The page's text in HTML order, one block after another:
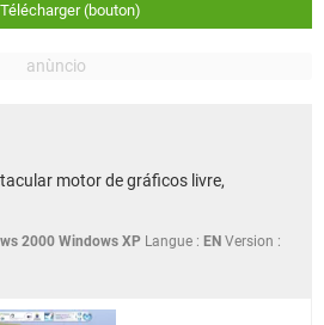
Télécharger (bouton)
motor de gráficos livre,
2000 Windows XP Langue : EN Version :